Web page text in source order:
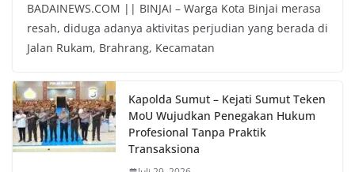
BADAINEWS.COM || BINJAI – Warga Kota Binjai merasa
resah, diduga adanya aktivitas perjudian yang berada di
Jalan Rukam, Brahrang, Kecamatan
Kapolda Sumut – Kejati Sumut Teken
MoU Wujudkan Penegakan Hukum
Profesional Tanpa Praktik
Transaksiona